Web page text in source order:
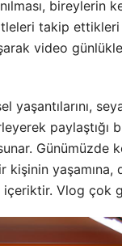
bireylerin
takip ettikleri
video
yaşantılarını,
Günümüzde
kişinin
içeriktir. Vlog çok